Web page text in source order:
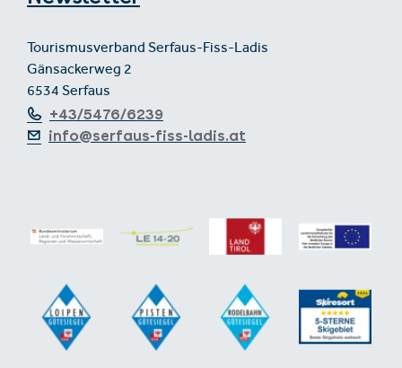
Tourismusverband Serfaus-Fiss-Ladis
Gänsackerweg 2
6534 Serfaus
+43/5476/6239
info@serfaus-fiss-ladis.at